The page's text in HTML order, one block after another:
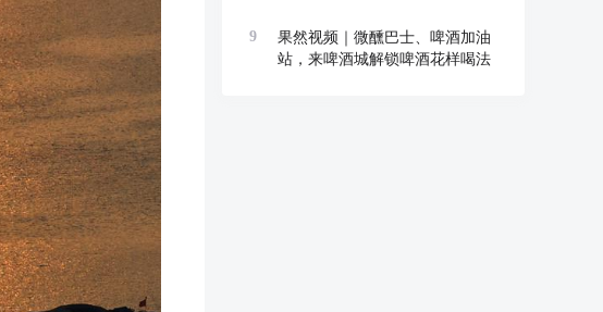
9
果然视频｜微醺巴士、啤酒加油
站，来啤酒城解锁啤酒花样喝法